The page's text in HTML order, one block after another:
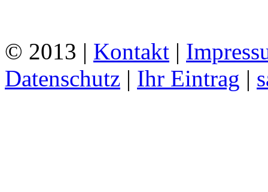
© 2013 | Kontakt |
Datenschutz | Ihr Eintrag |